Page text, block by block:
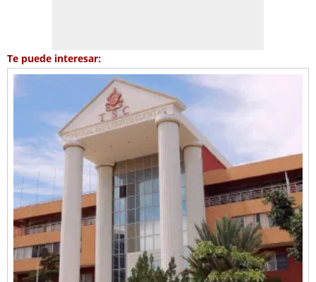
Te puede interesar: